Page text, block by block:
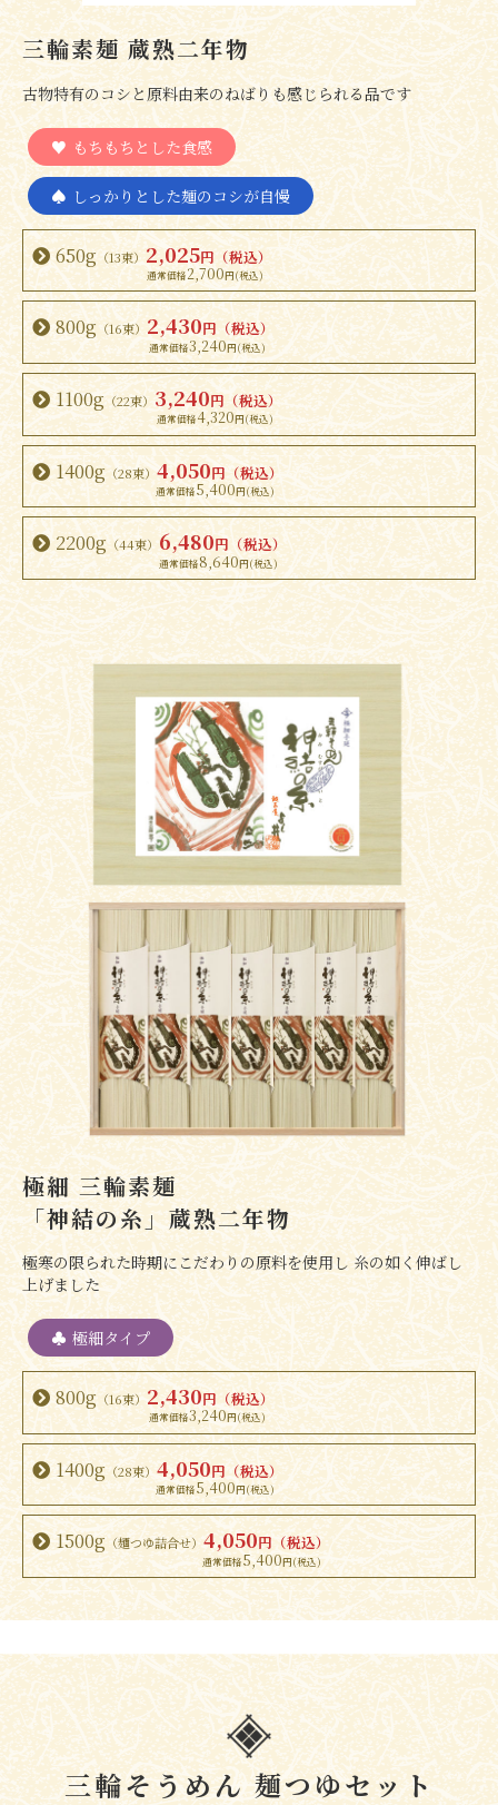
三輪素麺 蔵熟二年物
古物特有のコシと原料由来のねばりも感じられる品です
もちもちとした食感
しっかりとした麺のコシが自慢
650g （13束） 2,025円（税込）
2,700
800g （16束） 2,430円（税込）
3,240
1100g （22束） 3,240円（税込）
4,320
1400g （28束） 4,050円（税込）
5,400
2200g （44束） 6,480円（税込）
8,640
極細 三輪素麺
「神結の糸」蔵熟二年物
極寒の限られた時期にこだわりの原料を使用し 糸の如く伸ばし
上げました
極細タイプ
800g （16束） 2,430円（税込）
3,240
1400g （28束） 4,050円（税込）
5,400
1500g （麺つゆ詰合せ） 4,050円（税込）
5,400
三輪そうめん 麺つゆセット